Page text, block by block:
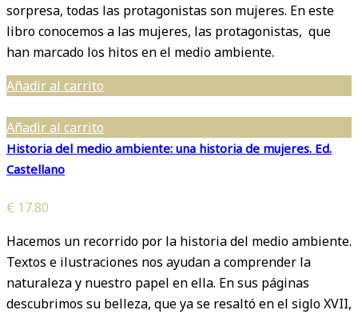
sorpresa, todas las protagonistas son mujeres. En este
libro conocemos a las mujeres, las protagonistas, que
han marcado los hitos en el medio ambiente.
Añadir al carrito
Añadir al carrito
Historia del medio ambiente: una historia de mujeres. Ed.
Castellano
€ 17.80
Hacemos un recorrido por la historia del medio ambiente.
Textos e ilustraciones nos ayudan a comprender la
naturaleza y nuestro papel en ella. En sus páginas
descubrimos su belleza, que ya se resaltó en el siglo XVII,